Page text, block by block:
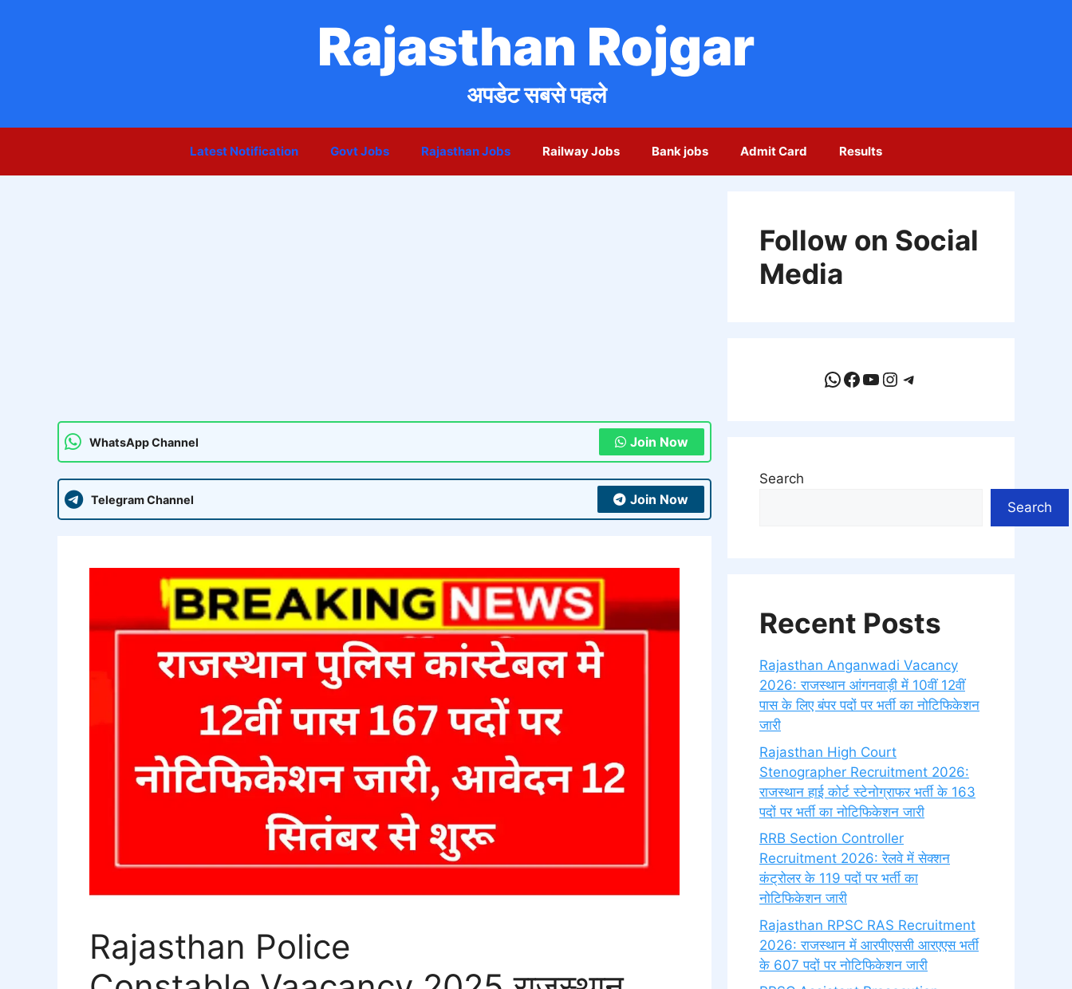
Rajasthan Rojgar
अपडेट सबसे पहले
Latest Notification Govt Jobs Rajasthan Jobs Railway Jobs Bank jobs Admit Card Results
WhatsApp Channel Join Now
Telegram Channel Join Now
Rajasthan Police
Follow on Social
Media
WhatsApp
Facebook
YouTube
Instagram
Telegram
Search
Search
Recent Posts
Rajasthan Anganwadi Vacancy
2026: राजस्थान आंगनवाड़ी में 10वीं 12वीं
पास के लिए बंपर पदों पर भर्ती का नोटिफिकेशन
जारी
Rajasthan High Court
Stenographer Recruitment 2026:
राजस्थान हाई कोर्ट स्टेनोग्राफर भर्ती के 163
पदों पर भर्ती का नोटिफिकेशन जारी
RRB Section Controller
Recruitment 2026: रेलवे में सेक्शन
कंट्रोलर के 119 पदों पर भर्ती का
नोटिफिकेशन जारी
Rajasthan RPSC RAS Recruitment
2026: राजस्थान में आरपीएससी आरएएस भर्ती
के 607 पदों पर नोटिफिकेशन जारी